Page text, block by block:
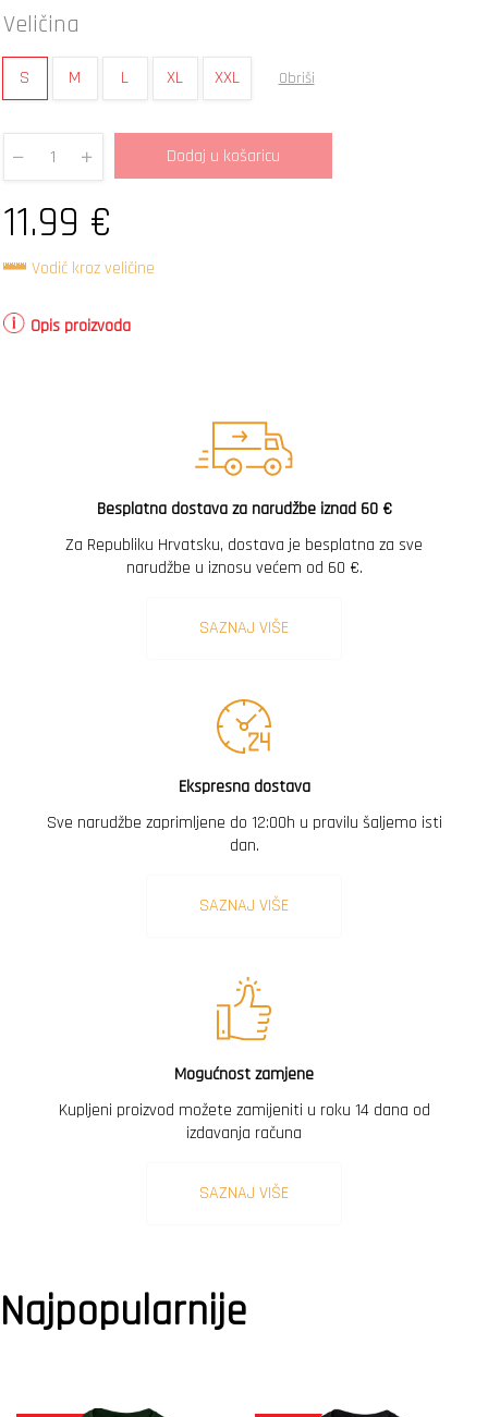
Veličina
S M L XL XXL Obriši
Quantity
Dodaj u košaricu
11.99 €
Vodič kroz veličine
Opis proizvoda
Besplatna dostava za narudžbe iznad 60 €
Za Republiku Hrvatsku, dostava je besplatna za sve
narudžbe u iznosu većem od 60 €.
SAZNAJ VIŠE
Ekspresna dostava
Sve narudžbe zaprimljene do 12:00h u pravilu šaljemo isti
dan.
SAZNAJ VIŠE
Mogućnost zamjene
Kupljeni proizvod možete zamijeniti u roku 14 dana od
izdavanja računa
SAZNAJ VIŠE
Najpopularnije